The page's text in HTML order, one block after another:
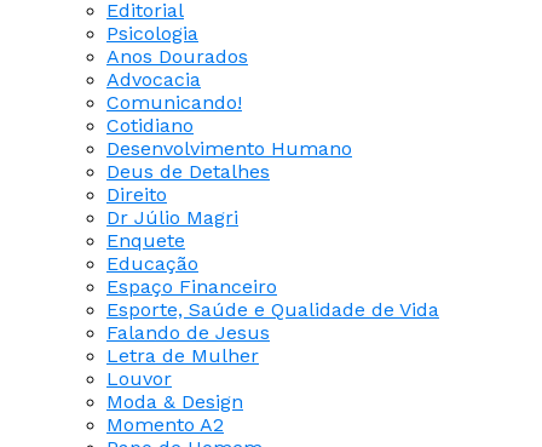
Editorial
Psicologia
Anos Dourados
Advocacia
Comunicando!
Cotidiano
Desenvolvimento Humano
Deus de Detalhes
Direito
Dr Júlio Magri
Enquete
Educação
Espaço Financeiro
Esporte, Saúde e Qualidade de Vida
Falando de Jesus
Letra de Mulher
Louvor
Moda & Design
Momento A2